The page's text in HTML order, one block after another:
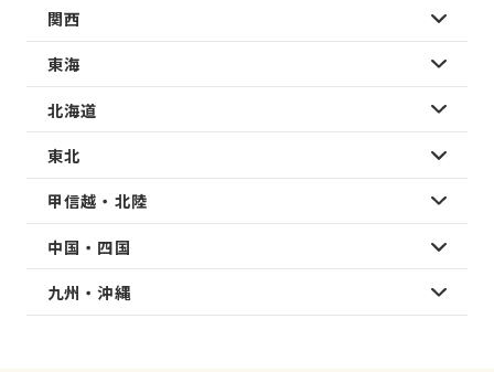
関西
東海
北海道
東北
甲信越・北陸
中国・四国
九州・沖縄